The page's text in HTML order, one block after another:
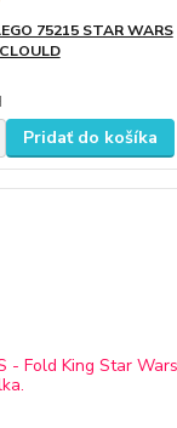
75215 STAR WARS
Pridať do košíka